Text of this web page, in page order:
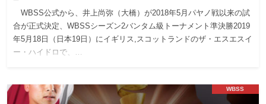
WBSS公式から、井上尚弥（大橋）が2018年5月パヤノ戦以来の試
合が正式決定、WBSSシーズン2バンタム級トーナメント準決勝2019
年5月18日（日本19日）にイギリス,スコットランドのザ・エスエスイ
ー・ハイドロで、…
WBSS